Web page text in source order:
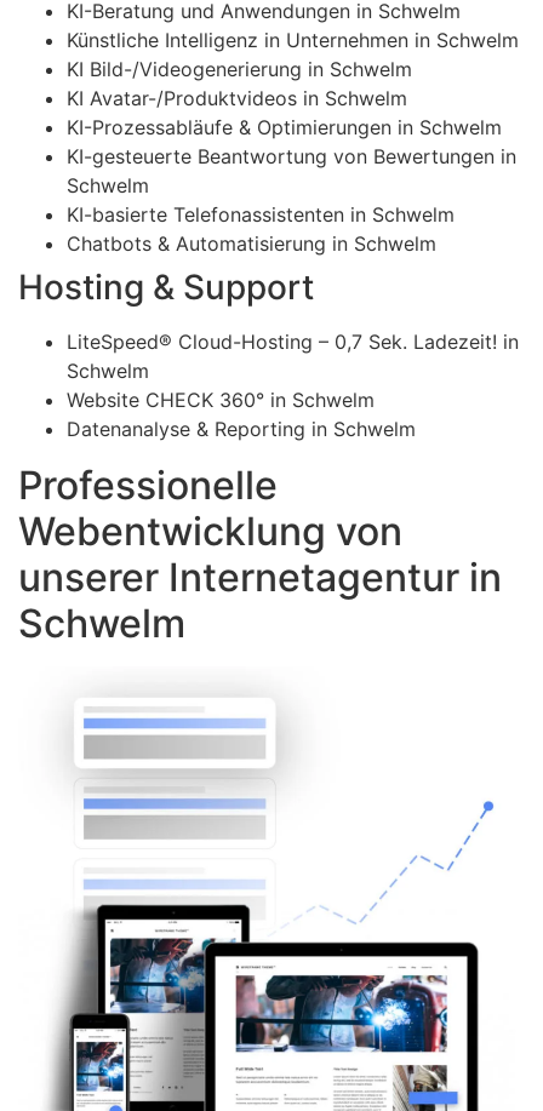
KI-Beratung und Anwendungen in Schwelm
Künstliche Intelligenz in Unternehmen in Schwelm
KI Bild-/Videogenerierung in Schwelm
KI Avatar-/Produktvideos in Schwelm
KI-Prozessabläufe & Optimierungen in Schwelm
KI-gesteuerte Beantwortung von Bewertungen in
Schwelm
KI-basierte Telefonassistenten in Schwelm
Chatbots & Automatisierung in Schwelm
Hosting & Support
LiteSpeed® Cloud-Hosting – 0,7 Sek. Ladezeit! in
Schwelm
Website CHECK 360° in Schwelm
Datenanalyse & Reporting in Schwelm
Professionelle
Webentwicklung von
unserer Internetagentur in
Schwelm